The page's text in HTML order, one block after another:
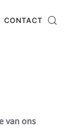
CONTACT
van ons